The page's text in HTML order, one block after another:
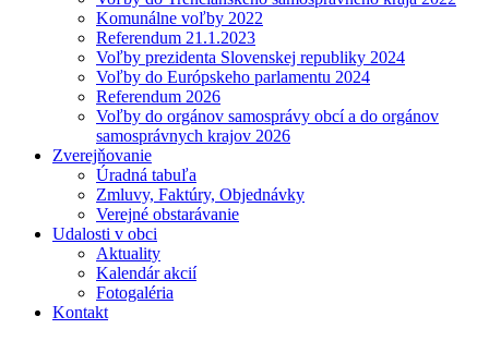
Komunálne voľby 2022
Referendum 21.1.2023
Voľby prezidenta Slovenskej republiky 2024
Voľby do Európskeho parlamentu 2024
Referendum 2026
Voľby do orgánov samosprávy obcí a do orgánov
samosprávnych krajov 2026
Zverejňovanie
Úradná tabuľa
Zmluvy, Faktúry, Objednávky
Verejné obstarávanie
Udalosti v obci
Aktuality
Kalendár akcií
Fotogaléria
Kontakt